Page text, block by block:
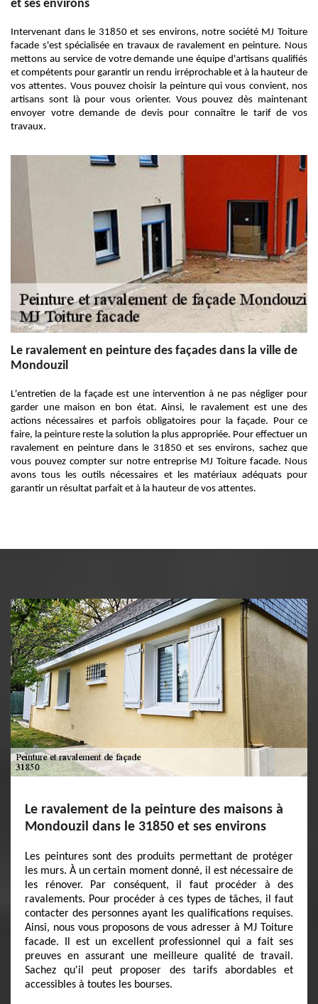
et ses environs
Intervenant dans le 31850 et ses environs, notre société MJ Toiture
facade s'est spécialisée en travaux de ravalement en peinture. Nous
mettons au service de votre demande une équipe d'artisans qualifiés
et compétents pour garantir un rendu irréprochable et à la hauteur de
vos attentes. Vous pouvez choisir la peinture qui vous convient, nos
artisans sont là pour vous orienter. Vous pouvez dès maintenant
envoyer votre demande de devis pour connaître le tarif de vos
travaux.
Le ravalement en peinture des façades dans la ville de
Mondouzil
L'entretien de la façade est une intervention à ne pas négliger pour
garder une maison en bon état. Ainsi, le ravalement est une des
actions nécessaires et parfois obligatoires pour la façade. Pour ce
faire, la peinture reste la solution la plus appropriée. Pour effectuer un
ravalement en peinture dans le 31850 et ses environs, sachez que
vous pouvez compter sur notre entreprise MJ Toiture facade. Nous
avons tous les outils nécessaires et les matériaux adéquats pour
garantir un résultat parfait et à la hauteur de vos attentes.
Le ravalement de la peinture des maisons à
Mondouzil dans le 31850 et ses environs
Les peintures sont des produits permettant de protéger
les murs. À un certain moment donné, il est nécessaire de
les rénover. Par conséquent, il faut procéder à des
ravalements. Pour procéder à ces types de tâches, il faut
contacter des personnes ayant les qualifications requises.
Ainsi, nous vous proposons de vous adresser à MJ Toiture
facade. Il est un excellent professionnel qui a fait ses
preuves en assurant une meilleure qualité de travail.
Sachez qu'il peut proposer des tarifs abordables et
accessibles à toutes les bourses.